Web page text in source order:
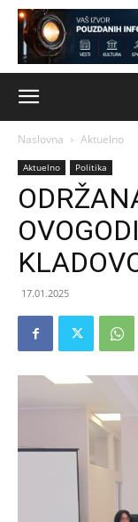
Naslovna Aktuelno
Aktuelno Politika
17.01.2025